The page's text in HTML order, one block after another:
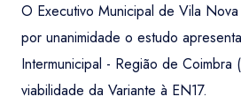
O Executivo Municipal de Vila
por unanimidade o estudo
Intermunicipal - Região de Coimbra
viabilidade da Variante à EN17.